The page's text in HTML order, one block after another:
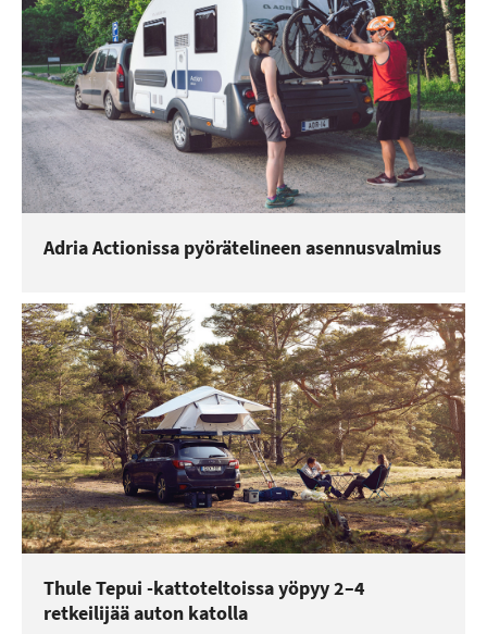
Adria Actionissa pyörätelineen asennusvalmius
Thule Tepui -kattoteltoissa yöpyy 2–4
retkeilijää auton katolla